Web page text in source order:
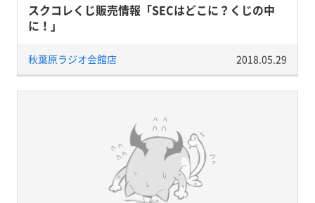
スクコレくじ販売情報「SECはどこに？くじの中
に！」
秋葉原ラジオ会館店 2018.05.29